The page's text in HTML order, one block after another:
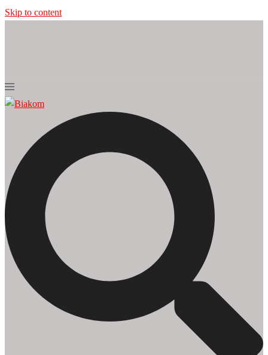
Skip to content